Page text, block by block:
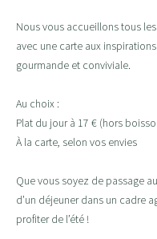
Nous vous accueillons tous
avec une carte aux
gourmande et conviviale.
Au choix :
Plat du jour à 17 € (hors
À la carte, selon vos envies
Que vous soyez de passage
d’un déjeuner dans un cadre
profiter de l’été !